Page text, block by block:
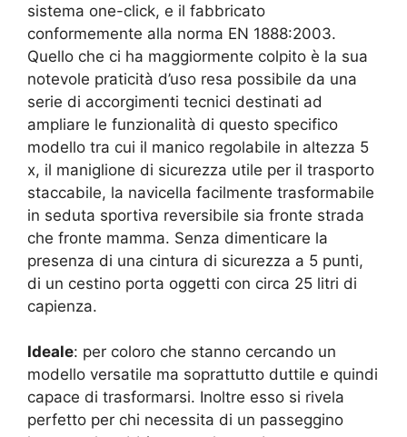
sistema one-click, e il fabbricato
conformemente alla norma EN 1888:2003.
Quello che ci ha maggiormente colpito è la sua
notevole praticità d’uso resa possibile da una
serie di accorgimenti tecnici destinati ad
ampliare le funzionalità di questo specifico
modello tra cui il manico regolabile in altezza 5
x, il maniglione di sicurezza utile per il trasporto
staccabile, la navicella facilmente trasformabile
in seduta sportiva reversibile sia fronte strada
che fronte mamma. Senza dimenticare la
presenza di una cintura di sicurezza a 5 punti,
di un cestino porta oggetti con circa 25 litri di
capienza.
Ideale: per coloro che stanno cercando un
modello versatile ma soprattutto duttile e quindi
capace di trasformarsi. Inoltre esso si rivela
perfetto per chi necessita di un passeggino